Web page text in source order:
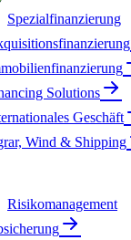
Spezialfinanzierung
Solutions
Geschäft
Wind & Shipping
Risikomanagement